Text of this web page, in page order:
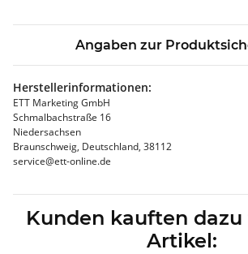
Angaben zur
Herstellerinformationen:
ETT Marketing GmbH
Schmalbachstraße 16
Niedersachsen
Braunschweig, Deutschland, 38112
service@ett-online.de
Kunden kauften
Artikel: